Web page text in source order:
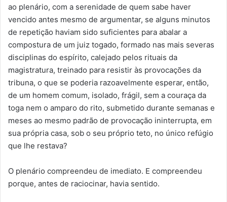
ao plenário, com a serenidade de quem sabe haver
vencido antes mesmo de argumentar, se alguns minutos
de repetição haviam sido suficientes para abalar a
compostura de um juiz togado, formado nas mais severas
disciplinas do espírito, calejado pelos rituais da
magistratura, treinado para resistir às provocações da
tribuna, o que se poderia razoavelmente esperar, então,
de um homem comum, isolado, frágil, sem a couraça da
toga nem o amparo do rito, submetido durante semanas e
meses ao mesmo padrão de provocação ininterrupta, em
sua própria casa, sob o seu próprio teto, no único refúgio
que lhe restava?
O plenário compreendeu de imediato. E compreendeu
porque, antes de raciocinar, havia sentido.